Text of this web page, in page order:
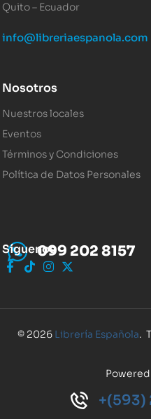
Quito – Ecuador
info@libreriaespanola.com
Nosotros
Nuestros locales
Eventos
Términos y Condiciones
Política de Datos Personales
099 202 8157
Síguenos
© 2026 Librería Española.